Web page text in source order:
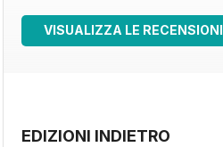
VISUALIZZA LE RECENSIONI
EDIZIONI INDIETRO